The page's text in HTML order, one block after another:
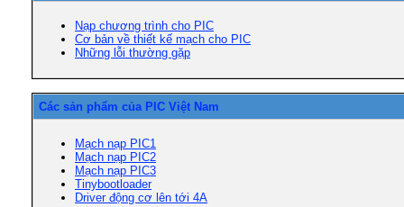
Nạp chương trình cho PIC
Cơ bản về thiết kế mạch cho PIC
Những lỗi thường gặp
Các sản phẩm của PIC Việt Nam
Mạch nạp PIC1
Mạch nạp PIC2
Mạch nạp PIC3
Tinybootloader
Driver động cơ lên tới 4A